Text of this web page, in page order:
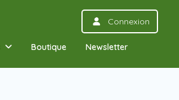
Connexion
Boutique Newsletter